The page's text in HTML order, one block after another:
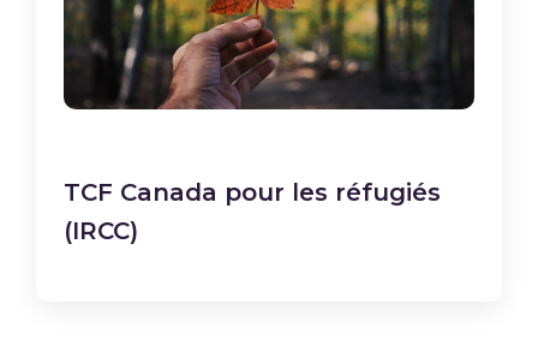
TCF Canada pour les réfugiés
(IRCC)